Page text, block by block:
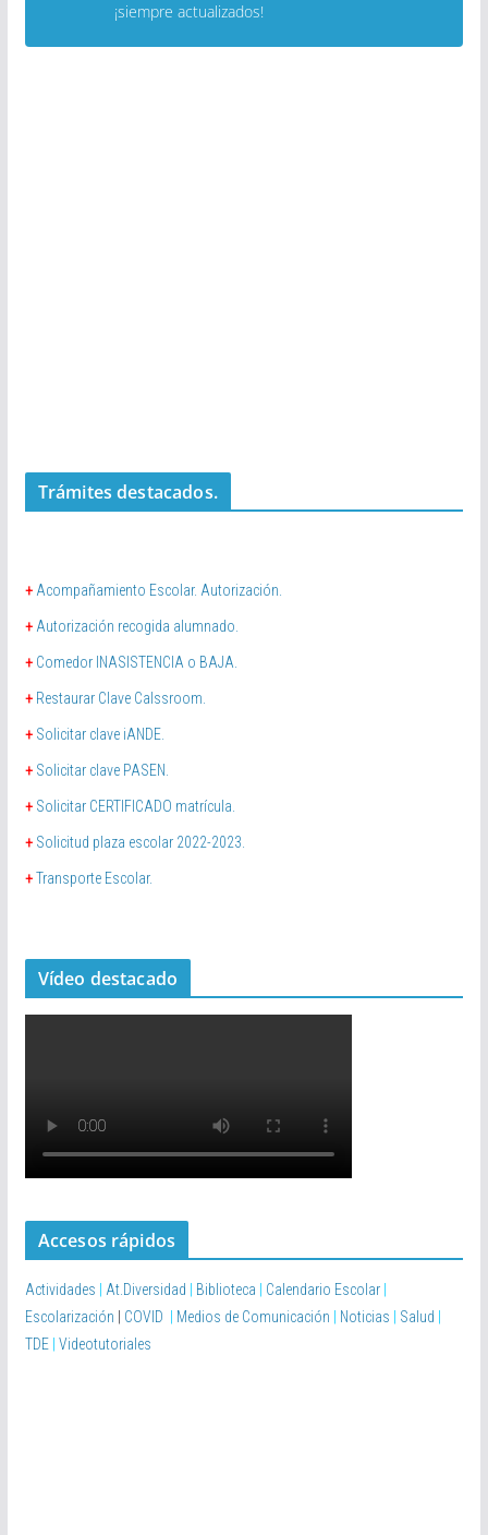
¡siempre actualizados!
Trámites destacados.
+ Acompañamiento Escolar. Autorización.
+ Autorización recogida alumnado.
+ Comedor INASISTENCIA o BAJA.
+ Restaurar Clave Calssroom.
+ Solicitar clave iANDE.
+ Solicitar clave PASEN.
+ Solicitar CERTIFICADO matrícula.
+ Solicitud plaza escolar 2022-2023.
+Transporte Escolar.
Vídeo destacado
Accesos rápidos
Actividades At.Diversidad Biblioteca Calendario Escolar
Escolarización
COVID Medios de Comunicación Noticias Salud
TDE Videotutoriales